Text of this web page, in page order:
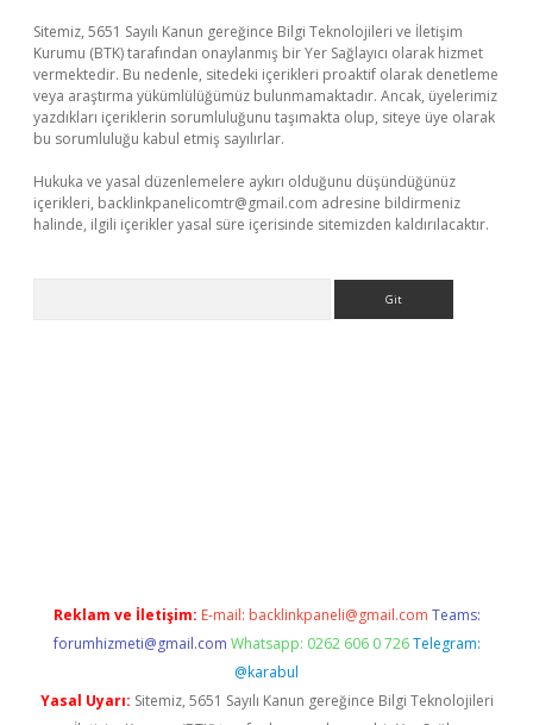
Sitemiz, 5651 Sayılı Kanun gereğince Bilgi Teknolojileri ve İletişim
Kurumu (BTK) tarafından onaylanmış bir Yer Sağlayıcı olarak hizmet
vermektedir. Bu nedenle, sitedeki içerikleri proaktif olarak denetleme
veya araştırma yükümlülüğümüz bulunmamaktadır. Ancak, üyelerimiz
yazdıkları içeriklerin sorumluluğunu taşımakta olup, siteye üye olarak
bu sorumluluğu kabul etmiş sayılırlar.
Hukuka ve yasal düzenlemelere aykırı olduğunu düşündüğünüz
içerikleri, backlinkpanelicomtr@gmail.com adresine bildirmeniz
halinde, ilgili içerikler yasal süre içerisinde sitemizden kaldırılacaktır.
Reklam ve İletişim: E-mail: backlinkpaneli@gmail.com Teams:
forumhizmeti@gmail.com Whatsapp: 0262 606 0 726 Telegram:
@karabul
Yasal Uyarı: Sitemiz, 5651 Sayılı Kanun gereğince Bilgi Teknolojileri